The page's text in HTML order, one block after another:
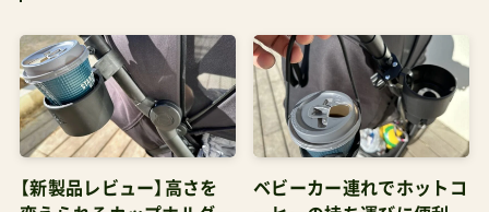
【新製品レビュー】高さを
『スマートカップホルダ
ベビーカー連れでホットコ
『カップタイ』